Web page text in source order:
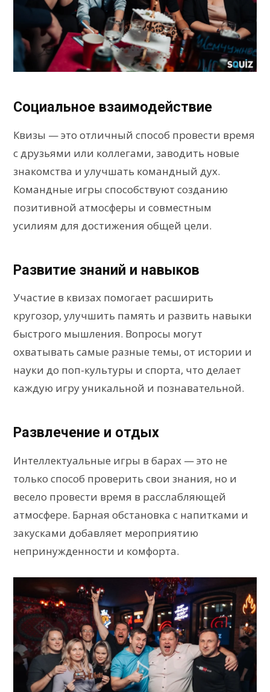
Социальное взаимодействие
Квизы — это отличный способ провести время
с друзьями или коллегами, заводить новые
знакомства и улучшать командный дух.
Командные игры способствуют созданию
позитивной атмосферы и совместным
усилиям для достижения общей цели.
Развитие знаний и навыков
Участие в квизах помогает расширить
кругозор, улучшить память и развить навыки
быстрого мышления. Вопросы могут
охватывать самые разные темы, от истории и
науки до поп-культуры и спорта, что делает
каждую игру уникальной и познавательной.
Развлечение и отдых
Интеллектуальные игры в барах — это не
только способ проверить свои знания, но и
весело провести время в расслабляющей
атмосфере. Барная обстановка с напитками и
закусками добавляет мероприятию
непринужденности и комфорта.